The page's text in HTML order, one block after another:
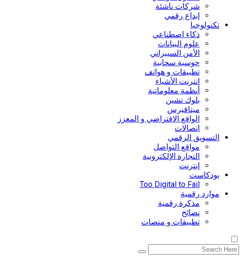
شركات ناشئة
إبداع رقمي
تكنولوجيا
ذكاء اصطناعي
علوم البيانات
الأمن السيبراني
حوسبة سحابية
تطبيقات و هواتف
انترنت الأشياء
أنظمة معلوماتية
بلوك تشين
ميتافيرس
الواقع الافتراضي و المعزز
اتصالات
التسويق الرقمي
مواقع التواصل
التجارة الإلكترونية
إنترنت
بودكاست
Too Digital to Fail
موارد رقمية
مذكرة رقمية
نصائح
تطبيقات و منصات